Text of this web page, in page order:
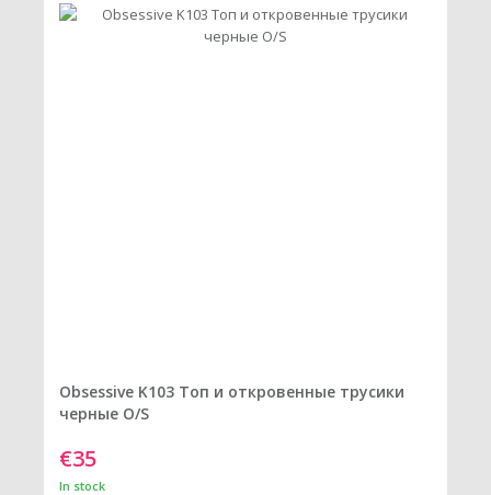
Obsessive K103 Топ и откровенные трусики
черные O/S
€35
In stock